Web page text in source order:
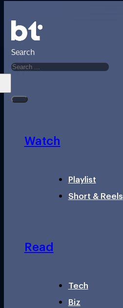
Search
Watch
Playlist
Short & Reels
Read
Tech
Biz